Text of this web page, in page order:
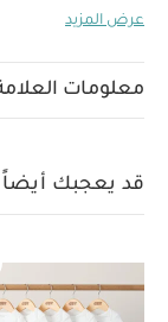
لتخزين الملابس
رغبتك أو إطلالتك
بحمالة قابلة
مساحة تخزين
الأبعاد:
الطول: 510 مم× العرض: 170 مم × الارتفاع: 510 مم
عرض المزيد
معلومات
قد يعجبك أيضاً